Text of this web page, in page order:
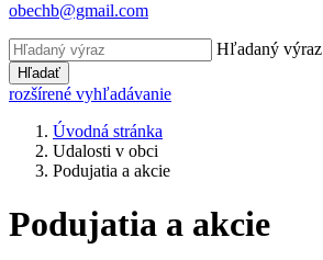
obechb@gmail.com
Hľadaný výraz
Hľadať
rozšírené vyhľadávanie
Úvodná stránka
Udalosti v obci
Podujatia a akcie
Podujatia a akcie